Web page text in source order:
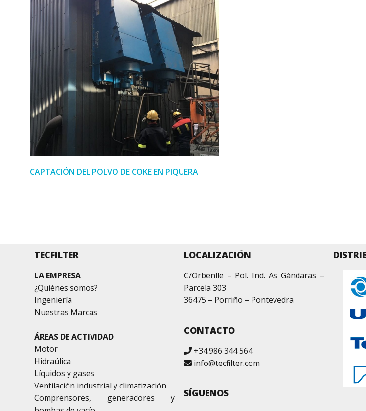
CAPTACIÓN DEL POLVO DE COKE EN PIQUERA
TECFILTER
LA EMPRESA
¿Quiénes somos?
Ingeniería
Nuestras Marcas
ÁREAS DE ACTIVIDAD
Motor
Hidraúlica
Líquidos y gases
Ventilación industrial y climatización
Comprensores, generadores y
LOCALIZACIÓN
C/Orbenlle – Pol. Ind. As Gándaras –
Parcela 303
36475 – Porriño – Pontevedra
CONTACTO
+34.986 344 564
info@tecfilter.com
SÍGUENOS